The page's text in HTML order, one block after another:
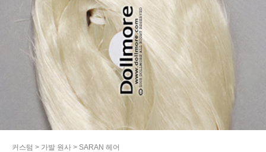
커스텀 > 가발 원사 > SARAN 헤어